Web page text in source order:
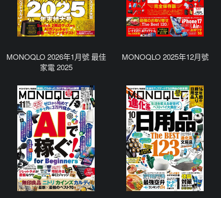
MONOQLO 2026年1月號 最佳
家電 2025
MONOQLO 2025年12月號